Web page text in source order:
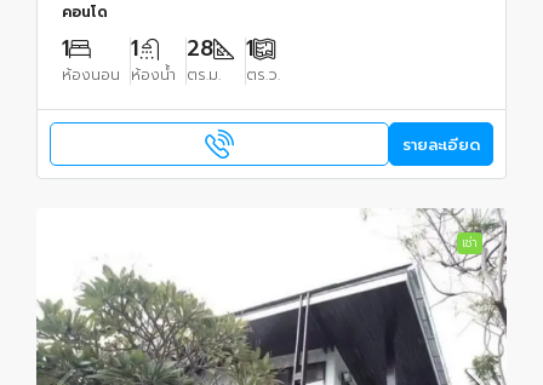
คอนโด
1
ห้องนอน
1
ห้องน้ำ
28
ตร.ม.
1
ตร.ว.
รายละเอียด
เช่า